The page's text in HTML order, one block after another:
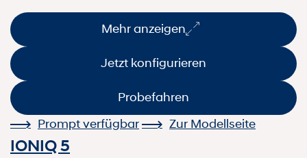
Mehr anzeigen
Jetzt konfigurieren
Probefahren
Prompt verfügbar
Zur Modellseite
IONIQ 5